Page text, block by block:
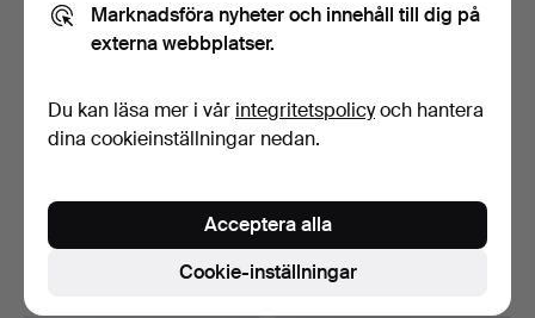
SPELBORD.
Värdering
MED OGEE-PROFIL,
TVÄTTS…
4 dagar
1 bud
34 USD
Marknadsföra nyheter och innehåll till dig på
externa webbplatser.
Du kan läsa mer i vår integritetspolicyoch hantera
dina cookieinställningar nedan.
Cookie-inställningar
Acceptera alla